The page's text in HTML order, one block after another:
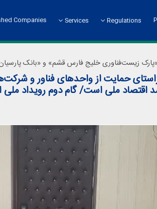
Message of President
International Affairs
Companies Services
Financial Services
Regulations
حمایت از واحدهای فناور و
ملی است/ گام دوم رویداد ملی